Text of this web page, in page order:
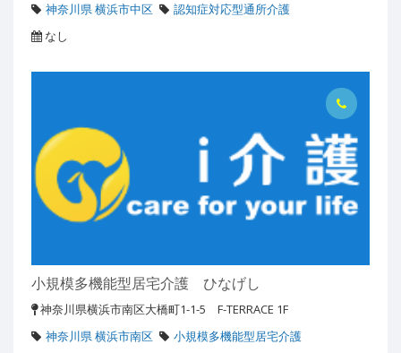
神奈川県 横浜市中区
認知症対応型通所介護
なし
小規模多機能型居宅介護 ひなげし
神奈川県横浜市南区大橋町1-1-5 F-TERRACE 1F
神奈川県 横浜市南区
小規模多機能型居宅介護